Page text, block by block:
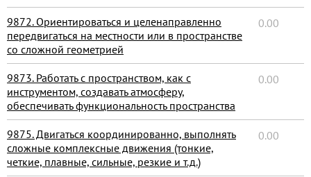
9872. Ориентироваться и целенаправленно
передвигаться на местности или в пространстве
со сложной геометрией
0.00
9873. Работать с пространством, как с
инструментом, создавать атмосферу,
обеспечивать функциональность пространства
0.00
9875. Двигаться координированно, выполнять
сложные комплексные движения (тонкие,
четкие, плавные, сильные, резкие и т.д.)
0.00